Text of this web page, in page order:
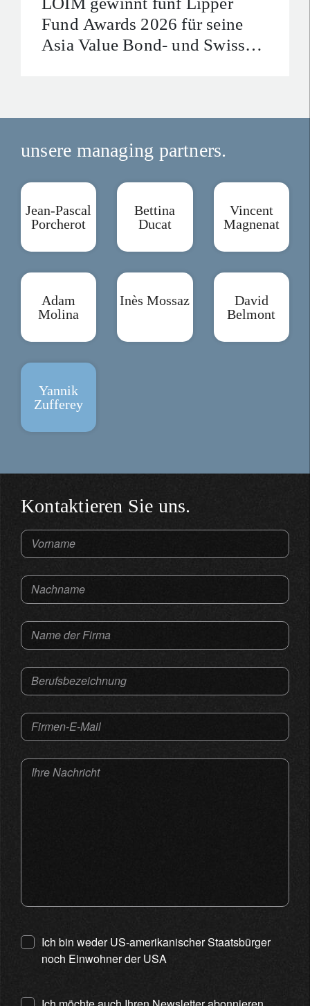
Fund Awards 2026 für seine
Asia Value Bond- und Swiss
unsere managing partners.
Jean-Pascal
Porcherot
Bettina
Ducat
Vincent
Magnenat
Adam
Molina
Inès Mossaz
David
Belmont
Yannik
Zufferey
Kontaktieren Sie uns.
Vorname
Nachname
Name der Firma
Berufsbezeichnung
Firmen-E-Mail
Ihre Nachricht
Ich bin weder US-amerikanischer Staatsbürger
noch Einwohner der USA